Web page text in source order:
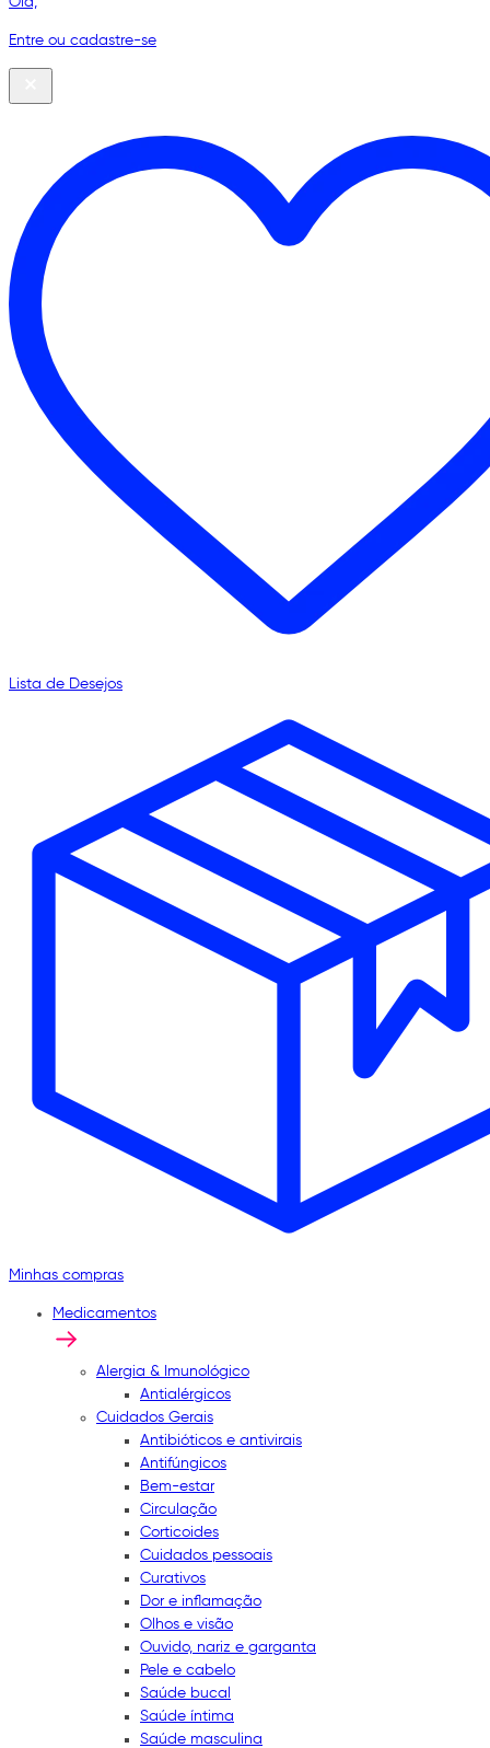
Entre ou cadastre-se
Lista de Desejos
Minhas compras
Medicamentos
Alergia & Imunológico
Antialérgicos
Cuidados Gerais
Antibióticos e antivirais
Antifúngicos
Bem-estar
Circulação
Corticoides
Cuidados pessoais
Curativos
Dor e inflamação
Olhos e visão
Ouvido, nariz e garganta
Pele e cabelo
Saúde bucal
Saúde íntima
Saúde masculina